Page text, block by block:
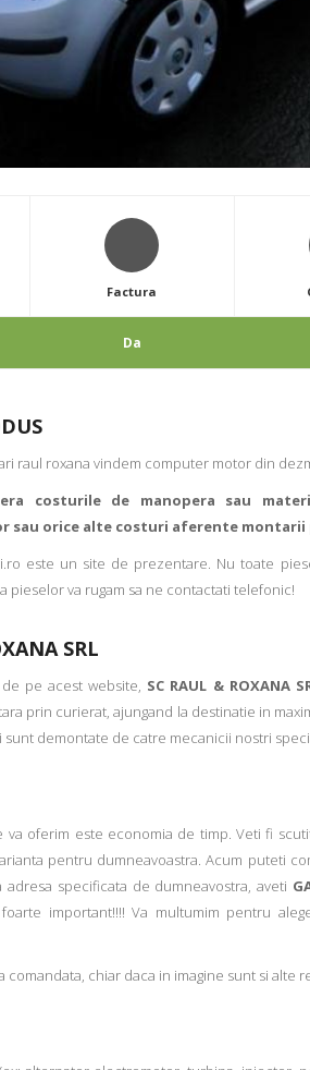
Factura
Da
raul roxana vindem computer motor din
costurile de manopera sau
sau orice alte costuri aferente montarii
este un site de prezentare. Nu toate
pieselor va rugam sa ne contactati telefonic!
SRL
pe acest website, SC RAUL & ROXANA
prin curierat, ajungand la destinatie in
sunt demontate de catre mecanicii nostri
va oferim este economia de timp. Veti fi
pentru dumneavoastra. Acum puteti
specificata de dumneavostra, aveti
important!!!! Va multumim pentru
comandata, chiar daca in imagine sunt si alte